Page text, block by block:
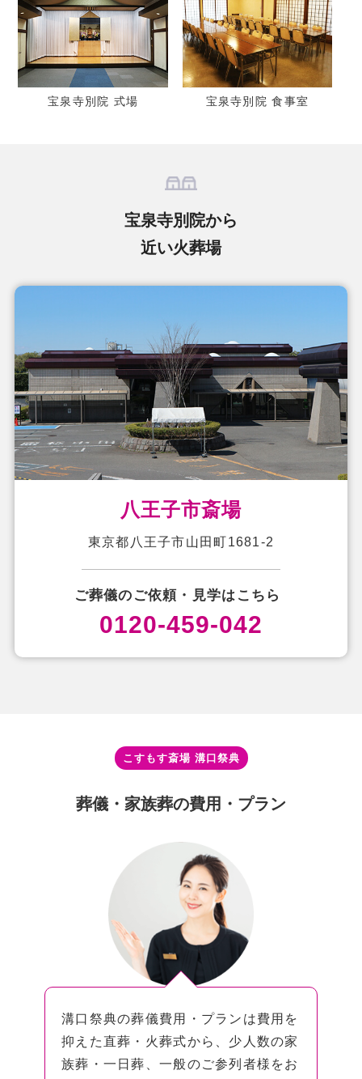
宝泉寺別院 式場 宝泉寺別院 食事室
宝泉寺別院から
近い火葬場
八王子市斎場
東京都八王子市山田町1681-2
ご葬儀のご依頼・見学はこちら
0120-459-042
こすもす斎場 溝⼝祭典
葬儀・家族葬の費⽤・プラン
溝口祭典の葬儀費用・プランは費用を
抑えた直葬・火葬式から、少人数の家
族葬・一日葬、一般のご参列者様をお